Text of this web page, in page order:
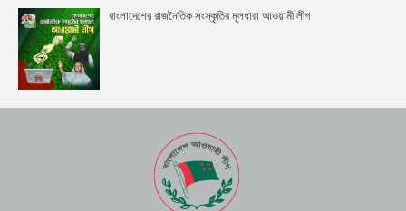
বাংলাদেশের রাজনৈতিক সংস্কৃতির মূলধারা আওয়ামী লীগ